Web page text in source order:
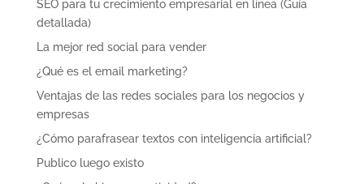
SEO para tu crecimiento empresarial en línea (Guía
detallada)
La mejor red social para vender
¿Qué es el email marketing?
Ventajas de las redes sociales para los negocios y
empresas
¿Cómo parafrasear textos con inteligencia artificial?
Publico luego existo